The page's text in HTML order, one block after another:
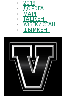
2019
ДОРОГА
МАРТ
ТАШКЕНТ
УЗБЕКИСТАН
ШЫМКЕНТ